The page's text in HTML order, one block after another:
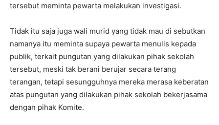
tersebut meminta pewarta melakukan investigasi.
Tidak itu saja juga wali murid yang tidak mau di sebutkan
namanya itu meminta supaya pewarta menulis kepada
publik, terkait pungutan yang dilakukan pihak sekolah
tersebut, meski tak berani berujar secara terang
terangan, tetapi sesungguhnya mereka merasa keberatan
atas pungutan yang dilakukan pihak sekolah bekerjasama
dengan pihak Komite.